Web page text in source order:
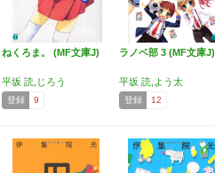
ねくろま。 (MF文庫J)
平坂 読,じろう
登録 9
ラノベ部 3 (MF文庫J)
平坂 読,よう太
登録 12